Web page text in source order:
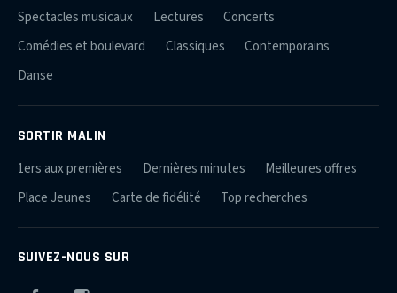
Spectacles musicaux
Lectures
Concerts
Comédies et boulevard
Classiques
Contemporains
Danse
SORTIR MALIN
1ers aux premières Dernières minutes
Meilleures offres
Place Jeunes
Carte de fidélité Top recherches
SUIVEZ-NOUS SUR